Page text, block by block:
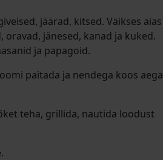
jäärad, kitsed. Väikses aias
jänesed, kanad ja kuked.
ja papagoid.
paitada ja nendega koos aega
teha, grillida, nautida loodust